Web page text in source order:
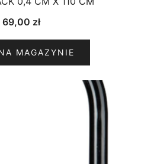
69,00 zł
MAGAZYNIE